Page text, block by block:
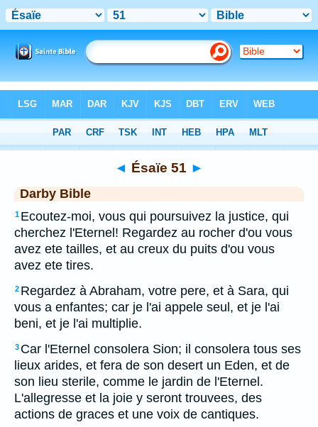
> Ésaïe 51
◄ Ésaïe 51 ►
Darby Bible
1 Ecoutez-moi, vous qui poursuivez la justice, qui
cherchez l'Eternel! Regardez au rocher d'ou vous
avez ete tailles, et au creux du puits d'ou vous
avez ete tires.
2 Regardez à Abraham, votre pere, et à Sara, qui
vous a enfantes; car je l'ai appele seul, et je l'ai
beni, et je l'ai multiplie.
3 Car l'Eternel consolera Sion; il consolera tous ses
lieux arides, et fera de son desert un Eden, et de
son lieu sterile, comme le jardin de l'Eternel.
L'allegresse et la joie y seront trouvees, des
actions de graces et une voix de cantiques.